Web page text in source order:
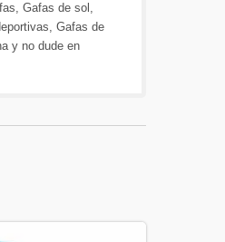
, Gafas de sol ,
, Gafas de
y no dude en